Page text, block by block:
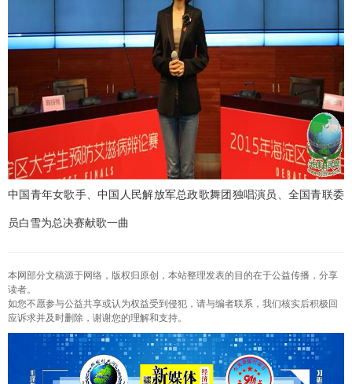
中国青年女歌手、中国人民解放军总政歌舞团独唱演员、全国青联委
员白雪为总决赛献歌一曲
本网部分文稿源于网络，版权归原创，本站整理发表的目的在于公益传播，分享
读者。
如您不愿参与公益共享或认为权益受到侵犯，请与编者联系，我们核实后积极回
应诉求并及时删除，谢谢您的理解和支持。